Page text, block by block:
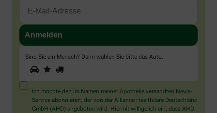
Sind Sie ein Mensch? Dann wählen Sie bitte das Auto.
Sind
Sie
ein
Mensch?
Dann
wählen
1 2
Ich möchte den im Namen meiner Apotheke versandten News-
Service abonnieren, der von der Alliance Healthcare Deutschland
GmbH (AHD) angeboten wird. Hiermit willige ich ein, dass AHD